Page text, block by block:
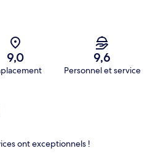
9,0 9,6
Personnel et service
ont exceptionnels !